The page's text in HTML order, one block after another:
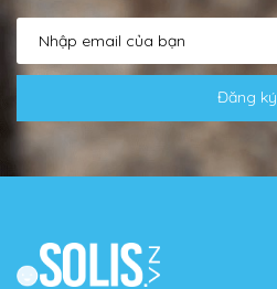
Đăng ký